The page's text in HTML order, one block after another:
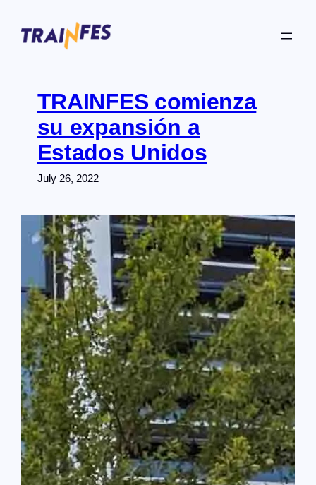
content
TRAINFES comienza
su expansión a
Estados Unidos
July 26, 2022